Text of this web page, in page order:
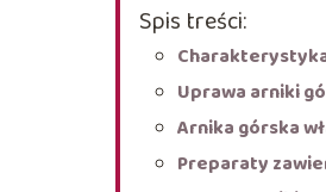
Spis treści:
Uprawa arniki
Arnika górska
Preparaty